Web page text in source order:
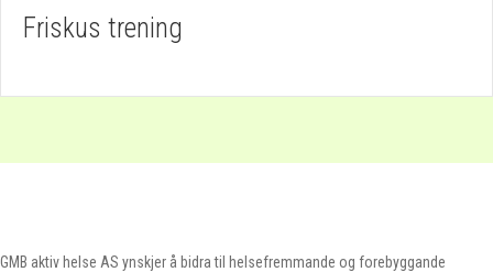
Friskus trening
GMB aktiv helse AS ynskjer å bidra til helsefremmande og forebyggande